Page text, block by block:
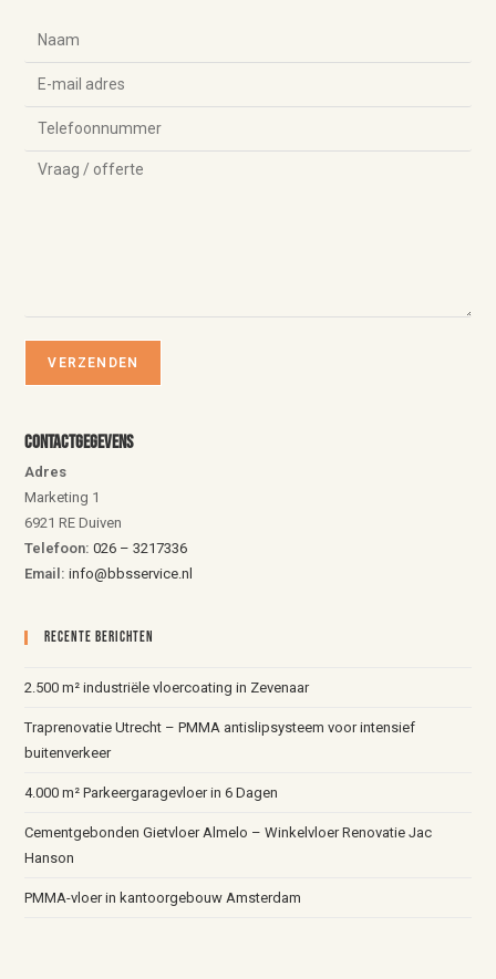
Contactgegevens
Adres
Marketing 1
6921 RE Duiven
Telefoon:026 – 3217336
Email: info@bbsservice.nl
Recente Berichten
2.500 m² industriële vloercoating in Zevenaar
Traprenovatie Utrecht – PMMA antislipsysteem voor intensief
buitenverkeer
4.000 m² Parkeergaragevloer in 6 Dagen
Cementgebonden Gietvloer Almelo – Winkelvloer Renovatie Jac
Hanson
PMMA-vloer in kantoorgebouw Amsterdam